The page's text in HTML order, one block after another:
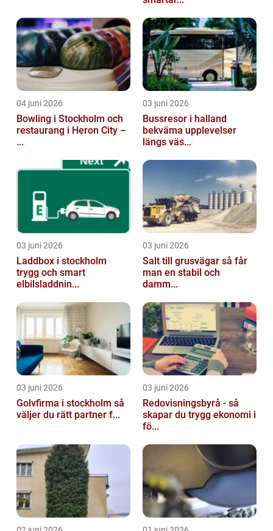
04 juni 2026
Bowling i Stockholm och
restaurang i Heron City –
...
03 juni 2026
Bussresor i halland
bekväma upplevelser
längs väs...
03 juni 2026
Laddbox i stockholm
trygg och smart
elbilsladdnin...
03 juni 2026
Salt till grusvägar så får
man en stabil och
damm...
03 juni 2026
Golvfirma i stockholm så
väljer du rätt partner f...
03 juni 2026
Redovisningsbyrå - så
skapar du trygg ekonomi i
fö...